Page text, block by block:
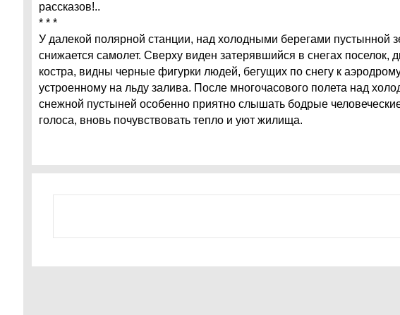
рассказов!..
* * *
У далекой полярной станции, над холодными берегами пустынной
снижается самолет. Сверху виден затерявшийся в снегах поселок,
костра, видны черные фигурки людей, бегущих по снегу к
устроенному на льду залива. После многочасового полета над
снежной пустыней особенно приятно слышать бодрые
голоса, вновь почувствовать тепло и уют жилища.